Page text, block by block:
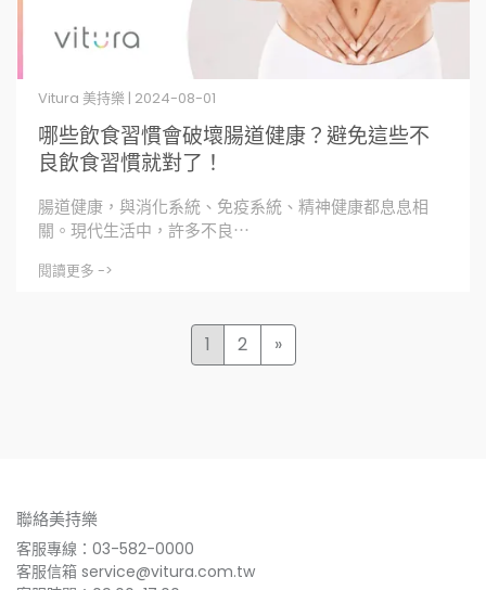
哪些飲食習慣會破壞腸道健康？避免這些不
良飲食習慣就對了！
Vitura 美持樂 | 2024-08-01
腸道健康，與消化系統、免疫系統、精神健康都息息相
關。現代生活中，許多不良⋯
閱讀更多 ->
1 2 »
聯絡美持樂
客服專線：03-582-0000
客服信箱 service@vitura.com.tw